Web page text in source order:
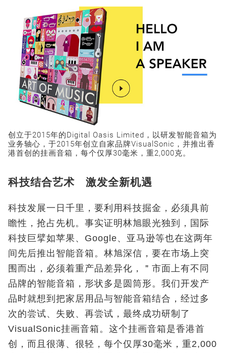
创立于2015年的Digital Oasis Limited，以研发智能音箱为
业务轴心，于2015年创立自家品牌VisualSonic，并推出香
港首创的挂画音箱，每个仅厚30毫米，重2,000克。
科技结合艺术 激发全新机遇
科技发展一日千里，要利用科技掘金，必须具前
瞻性，抢占先机。事实证明林旭眼光独到，国际
科技巨擘如苹果、Google、亚马逊等也在这两年
间先后推出智能音箱。林旭深信，要在市场上突
围而出，必须着重产品差异化，＂市面上有不同
品牌的智能音箱，形状多是圆筒形。我们开发产
品时就想到把家居用品与智能音箱结合，经过多
次的尝试、失败、再尝试，最终成功研制了
VisualSonic挂画音箱。这个挂画音箱是香港首
创，而且很薄、很轻，每个仅厚30毫米，重2,000